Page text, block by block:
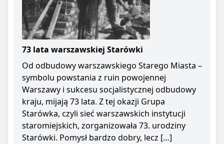
73 lata warszawskiej Starówki
Od odbudowy warszawskiego Starego Miasta –
symbolu powstania z ruin powojennej
Warszawy i sukcesu socjalistycznej odbudowy
kraju, mijają 73 lata. Z tej okazji Grupa
Starówka, czyli sieć warszawskich instytucji
staromiejskich, zorganizowała 73. urodziny
Starówki. Pomysł bardzo dobry, lecz […]